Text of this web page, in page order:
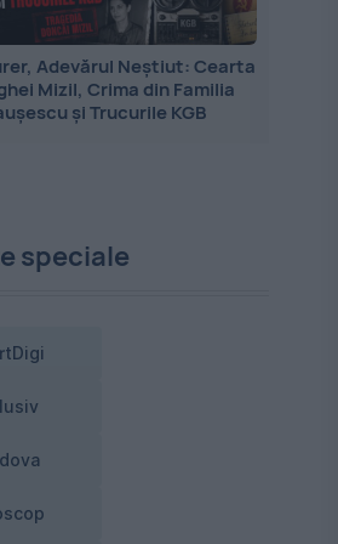
Adevărul Neștiut: Cearta
Mizil, Crima din Familia
și Trucurile KGB
speciale